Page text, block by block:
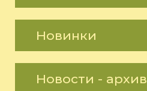
Новинки
Новости - архив